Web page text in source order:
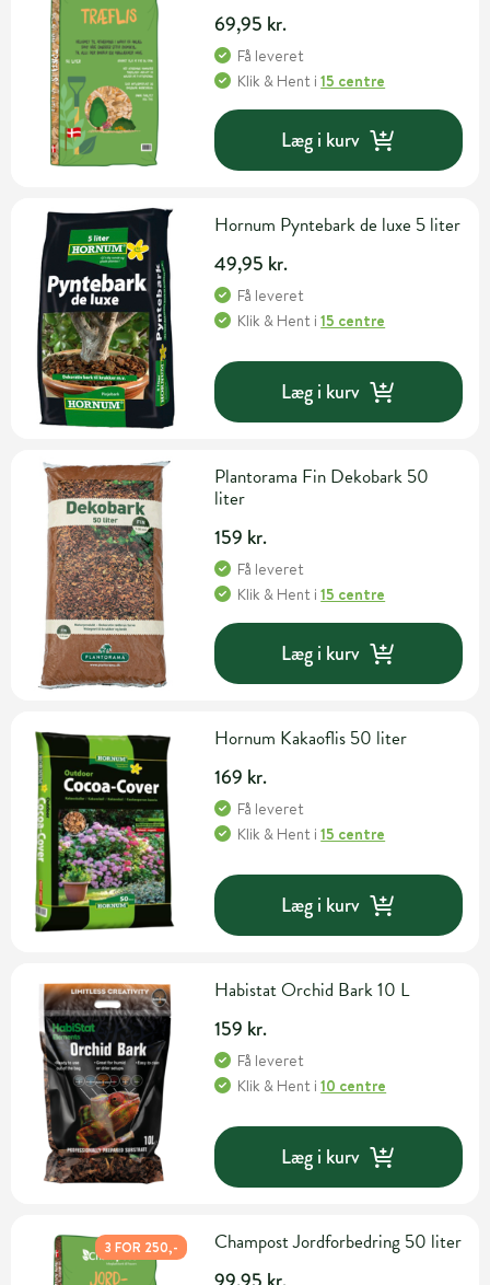
69,95 kr.
Få leveret
Klik & Hent i15 centre
Læg i kurv
Hornum Pyntebark de luxe 5 liter
49,95 kr.
Få leveret
Klik & Hent i15 centre
Læg i kurv
Plantorama Fin Dekobark 50
liter
159 kr.
Få leveret
Klik & Hent i15 centre
Læg i kurv
Hornum Kakaoflis 50 liter
169 kr.
Få leveret
Klik & Hent i15 centre
Læg i kurv
Habistat Orchid Bark 10 L
159 kr.
Få leveret
Klik & Hent i10 centre
Læg i kurv
3 FOR 250,- Champost Jordforbedring 50 liter